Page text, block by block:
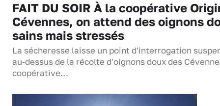
FAIT DU SOIR À la coopérative
Cévennes, on attend des oignons
sains mais stressés
La sécheresse laisse un point d'interrogation
au-dessus de la récolte d'oignons doux des
coopérative…